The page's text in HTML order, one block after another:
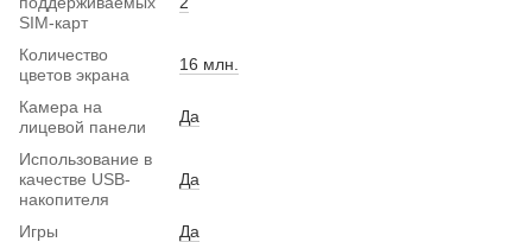
SIM-карт
Количество
цветов экрана
16 млн.
Камера на
лицевой панели
Да
Использование в
качестве USB-
накопителя
Да
Игры
Да